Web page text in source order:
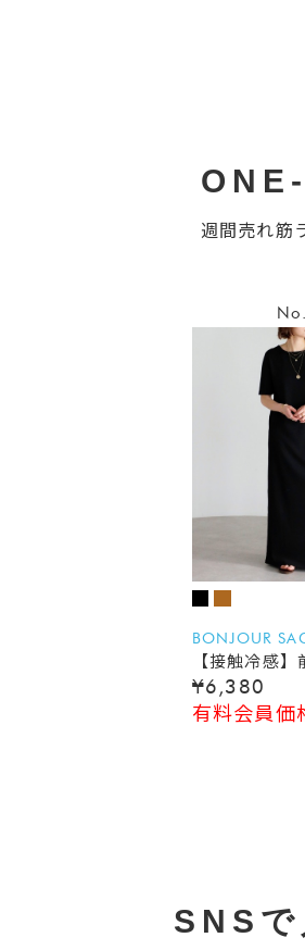
週間売れ筋
BONJOUR
【接触冷感】
ブカットワン
¥6,380
有料会員
SNSで